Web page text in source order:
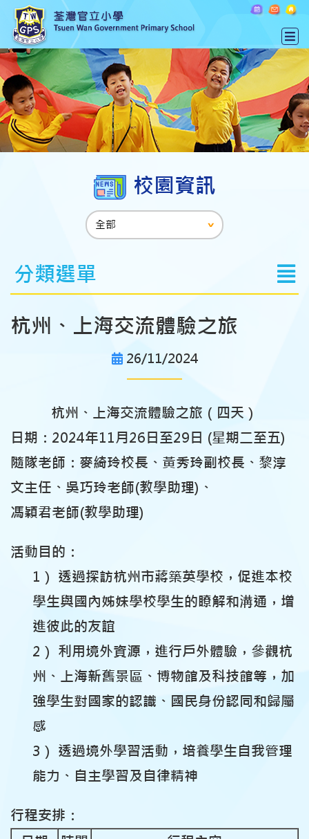
校園資訊
分類選單
杭州、上海交流體驗之旅
26/11/2024
杭州、上海交流體驗之旅（四天）
日期：2024年11月26日至29日 (星期二至五)
隨隊老師：麥綺玲校長、黃秀玲副校長、黎淳
文主任、吳巧玲老師(教學助理)、
馮穎君老師(教學助理)
活動目的：
1） 透過探訪杭州市蔣築英學校，促進本校
學生與國內姊妹學校學生的瞭解和溝通，增
進彼此的友誼
2） 利用境外資源，進行戶外體驗，參觀杭
州、上海新舊景區、博物館及科技館等，加
強學生對國家的認識、國民身份認同和歸屬
感
3） 透過境外學習活動，培養學生自我管理
能力、自主學習及自律精神
行程安排：